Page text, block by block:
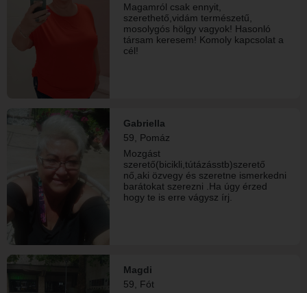
Magamról csak ennyit,
szerethető,vidám természetű,
mosolygós hölgy vagyok! Hasonló
társam keresem! Komoly kapcsolat a
cél!
Gabriella
59, Pomáz
Mozgást
szerető(bicikli,tútázásstb)szerető
nő,aki özvegy és szeretne ismerkedni
barátokat szerezni .Ha úgy érzed
hogy te is erre vágysz írj.
Magdi
59, Fót